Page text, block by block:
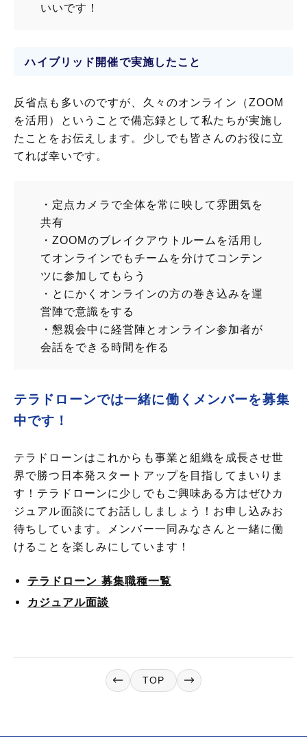
いいです！
ハイブリッド開催で実施したこと
反省点も多いのですが、久々のオンライン（ZOOM
を活用）ということで備忘録として私たちが実施し
たことをお伝えします。少しでも皆さんのお役に立
てれば幸いです。
・定点カメラで全体を常に映して雰囲気を
共有
・ZOOMのブレイクアウトルームを活用し
てオンラインでもチームを分けてコンテン
ツに参加してもらう
・とにかくオンラインの方の巻き込みを運
営陣で意識をする
・懇親会中に経営陣とオンライン参加者が
会話をできる時間を作る
テラドローンでは一緒に働くメンバーを募集
中です！
テラドローンはこれからも事業と組織を成長させ世
界で勝つ日本発スタートアップを目指してまいりま
す！テラドローンに少しでもご興味ある方はぜひカ
ジュアル面談にてお話ししましょう！お申し込みお
待ちしています。メンバー一同みなさんと一緒に働
けることを楽しみにしています！
テラドローン 募集職種一覧
カジュアル面談
TOP